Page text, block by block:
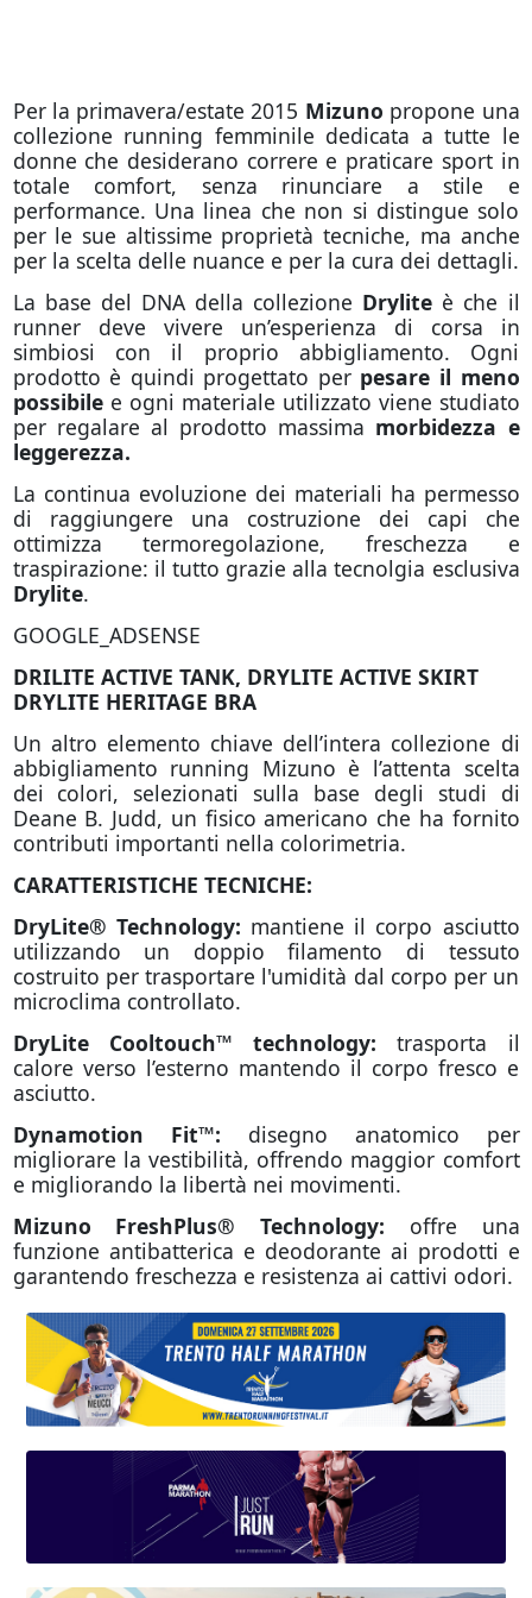
Per la primavera/estate 2015 Mizuno propone una
collezione running femminile dedicata a tutte le
donne che desiderano correre e praticare sport in
totale comfort, senza rinunciare a stile e
performance. Una linea che non si distingue solo
per le sue altissime proprietà tecniche, ma anche
per la scelta delle nuance e per la cura dei dettagli.
La base del DNA della collezione Drylite è che il
runner deve vivere un’esperienza di corsa in
simbiosi con il proprio abbigliamento. Ogni
prodotto è quindi progettato per pesare il meno
possibile e ogni materiale utilizzato viene studiato
per regalare al prodotto massima morbidezza e
leggerezza.
La continua evoluzione dei materiali ha permesso
di raggiungere una costruzione dei capi che
ottimizza termoregolazione, freschezza e
traspirazione: il tutto grazie alla tecnolgia esclusiva
Drylite.
GOOGLE_ADSENSE
DRILITE ACTIVE TANK, DRYLITE ACTIVE SKIRT
DRYLITE HERITAGE BRA
Un altro elemento chiave dell’intera collezione di
abbigliamento running Mizuno è l’attenta scelta
dei colori, selezionati sulla base degli studi di
Deane B. Judd, un fisico americano che ha fornito
contributi importanti nella colorimetria.
CARATTERISTICHE TECNICHE:
DryLite® Technology: mantiene il corpo asciutto
utilizzando un doppio filamento di tessuto
costruito per trasportare l'umidità dal corpo per un
microclima controllato.
DryLite Cooltouch™ technology:trasporta il
calore verso l’esterno mantendo il corpo fresco e
asciutto.
Dynamotion Fit™: disegno anatomico per
migliorare la vestibilità, offrendo maggior comfort
e migliorando la libertà nei movimenti.
Mizuno FreshPlus® Technology: offre una
funzione antibatterica e deodorante ai prodotti e
garantendo freschezza e resistenza ai cattivi odori.